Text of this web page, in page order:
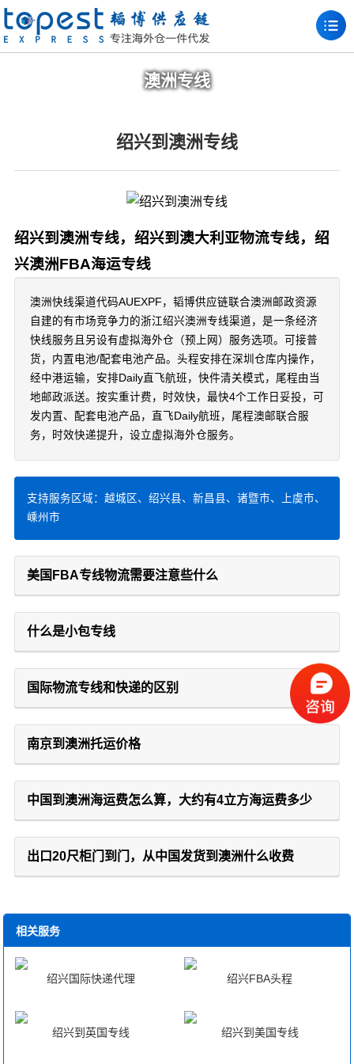
澳洲专线
绍兴到澳洲专线
绍兴到澳洲专线，绍兴到澳大利亚物流专线，绍
兴澳洲FBA海运专线
澳洲快线渠道代码AUEXPF，韬博供应链联合澳洲邮政资源
自建的有市场竞争力的浙江绍兴澳洲专线渠道，是一条经济
快线服务且另设有虚拟海外仓（预上网）服务选项。可接普
货，内置电池/配套电池产品。头程安排在深圳仓库内操作，
经中港运输，安排Daily直飞航班，快件清关模式，尾程由当
地邮政派送。按实重计费，时效快，最快4个工作日妥投，可
发内置、配套电池产品，直飞Daily航班，尾程澳邮联合服
务，时效快递提升，设立虚拟海外仓服务。
支持服务区域：越城区、绍兴县、新昌县、诸暨市、上虞市、
嵊州市
美国FBA专线物流需要注意些什么
什么是小包专线
国际物流专线和快递的区别
南京到澳洲托运价格
中国到澳洲海运费怎么算，大约有4立方海运费多少
出口20尺柜门到门，从中国发货到澳洲什么收费
相关服务
绍兴国际快递代理 绍兴FBA头程
绍兴到英国专线 绍兴到美国专线